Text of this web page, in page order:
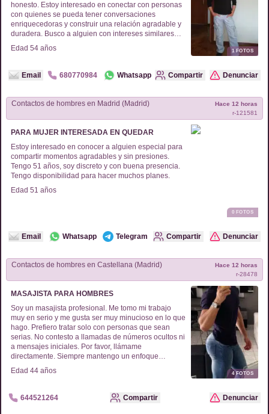
honesto. Estoy interesado en conectar con personas
con quienes se pueda tener conversaciones
enriquecedoras y construir una relación agradable y
duradera. Busco a alguien con intereses similares
para compartir afinidades.
Edad 54 años 1FOTOS
Email 680770984 Whatsapp Compartir Denunciar
Contactos de hombres en Madrid (Madrid)
r-121581
Hace 12 horas
PARA MUJER INTERESADA EN QUEDAR
Estoy interesado en conocer a alguien especial para
compartir momentos agradables y sin presiones.
Tengo 51 años, soy discreto y con buena presencia.
Tengo disponibilidad para hacer muchos planes.
Edad 51 años
0 FOTOS
Email Whatsapp Telegram Compartir Denunciar
Contactos de hombres en Castellana (Madrid)
r-28478
Hace 12 horas
MASAJISTA PARA HOMBRES
Soy un masajista profesional. Me tomo mi trabajo
muy en serio y me gusta ser muy minucioso en lo que
hago. Prefiero tratar solo con personas que sean
serias. No contesto a llamadas de números ocultos ni
a mensajes iniciales. Por favor, llámame
directamente. Siempre mantengo un enfoque
respetuoso.
Edad 44 años 4FOTOS
644521264 Compartir Denunciar